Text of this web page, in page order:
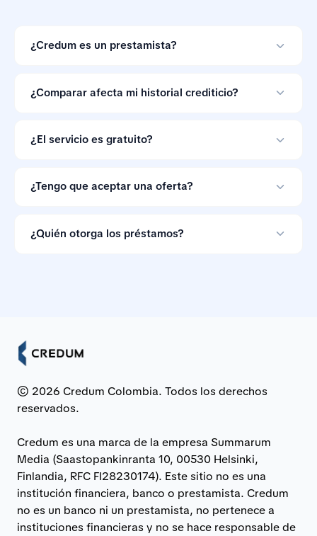
¿Credum es un prestamista?
préstamos en línea y no otorga créditos.
¿Comparar afecta mi historial crediticio?
crediticio.
¿El servicio es gratuito?
ofertas de préstamos.
¿Tengo que aceptar una oferta?
que puedes ignorarlas si las condiciones no te
¿Quién otorga los préstamos?
© 2026 Credum Colombia. Todos los derechos
reservados.
Credum es una marca de la empresa Summarum
Media (Saastopankinranta 10, 00530 Helsinki,
Finlandia, RFC FI28230174). Este sitio no es una
institución financiera, banco o prestamista. Credum
no es un banco ni un prestamista, no pertenece a
instituciones financieras y no se hace responsable de